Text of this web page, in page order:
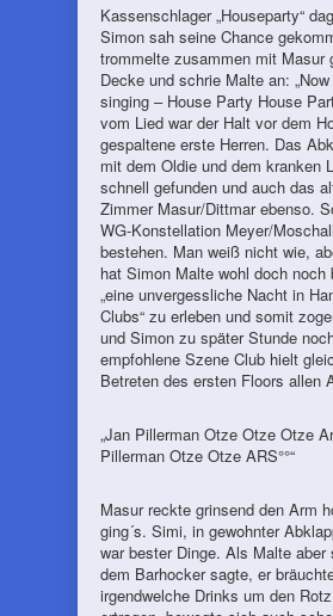
Kassenschlager „Houseparty“
Simon sah seine Chance
trommelte zusammen mit Masur
Decke und schrie Malte an:
singing – House Party House
vom Lied war der Halt vor dem
gespaltene erste Herren. Das
mit dem Oldie und dem kranken
schnell gefunden und auch das
Zimmer Masur/Dittmar ebenso.
WG-Konstellation Meyer/
bestehen. Man weiß nicht wie,
hat Simon Malte wohl doch noch
„eine unvergessliche Nacht in
Clubs“ zu erleben und somit
und Simon zu später Stunde
empfohlene Szene Club hielt
Betreten des ersten Floors allen
„Jan Pillerman Otze Otze Otze
Pillerman Otze Otze ARS°°“
Masur reckte grinsend den Arm
ging´s. Simi, in gewohnter
war bester Dinge. Als Malte aber
dem Barhocker sagte, er
irgendwelche Drinks um den